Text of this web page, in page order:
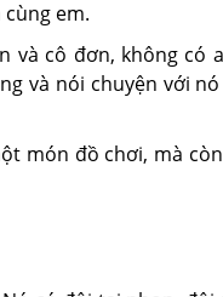
em.
và cô đơn, không có
và nói chuyện với
món đồ chơi, mà